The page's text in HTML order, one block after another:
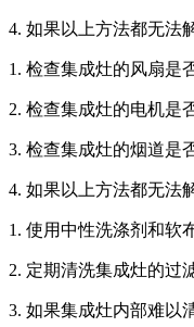
4. 如果以上方法都无法
1. 检查集成灶的风扇是
2. 检查集成灶的电机是
3. 检查集成灶的烟道是
4. 如果以上方法都无法
1. 使用中性洗涤剂和软
2. 定期清洗集成灶的过
3. 如果集成灶内部难以